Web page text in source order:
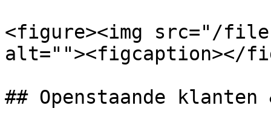
<figure><img src="/files/
alt=""><figcaption></
## Openstaande